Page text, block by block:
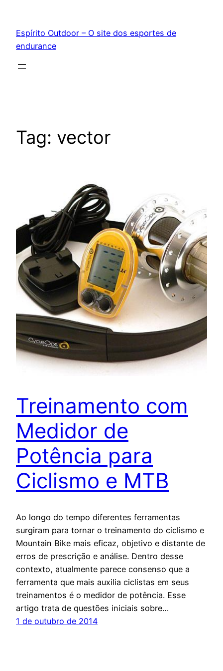
conteúdo
Espírito Outdoor – O site dos esportes de
endurance
Tag: vector
Treinamento com
Medidor de
Potência para
Ciclismo e MTB
Ao longo do tempo diferentes ferramentas
surgiram para tornar o treinamento do ciclismo e
Mountain Bike mais eficaz, objetivo e distante de
erros de prescrição e análise. Dentro desse
contexto, atualmente parece consenso que a
ferramenta que mais auxilia ciclistas em seus
treinamentos é o medidor de potência. Esse
artigo trata de questões iniciais sobre…
1 de outubro de 2014